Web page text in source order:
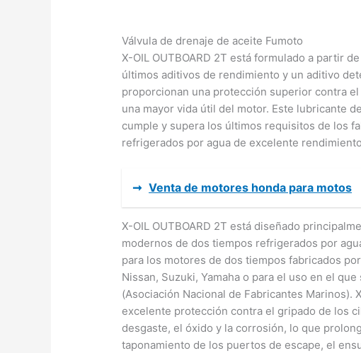
Válvula de drenaje de aceite Fumoto
X-OIL OUTBOARD 2T está formulado a partir
últimos aditivos de rendimiento y un aditivo
proporcionan una protección superior contra
una mayor vida útil del motor. Este lubricante
cumple y supera los últimos requisitos de los
refrigerados por agua de excelente
➞ Venta de motores honda para motos
X-OIL OUTBOARD 2T está diseñado
modernos de dos tiempos refrigerados por
para los motores de dos tiempos fabricados
Nissan, Suzuki, Yamaha o para el uso en el
(Asociación Nacional de Fabricantes Marinos).
excelente protección contra el gripado de los
desgaste, el óxido y la corrosión, lo que
taponamiento de los puertos de escape, el